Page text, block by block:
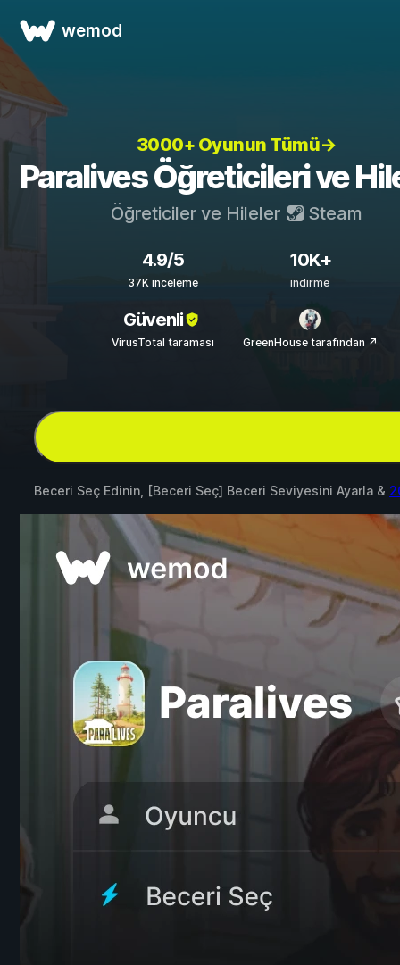
wemod
3000+ Oyunun Tümü→
Paralives Öğreticileri ve
Öğreticiler ve Hileler Steam
4.9/5
37K inceleme
10K+
indirme
Güvenli
VirusTotal taraması GreenHouse tarafından ↗
Beceri Seç Edinin, [Beceri Seç] Beceri Seviyesini Ayarla &